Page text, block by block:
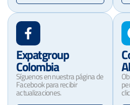
Expatgroup
Colombia
Síguenos en nuestra página de
Facebook para recibir
actualizaciones.